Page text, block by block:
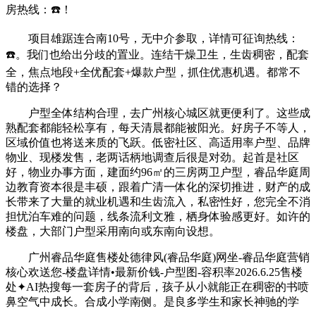
房热线：☎️！
项目雄踞连合南10号，无中介参取，详情可征询热线：
☎️。我们也给出分歧的置业。连结干燥卫生，生齿稠密，配套
全，焦点地段+全优配套+爆款户型，抓住优惠机遇。都常不
错的选择？
户型全体结构合理，去广州核心城区就更便利了。这些成
熟配套都能轻松享有，每天清晨都能被阳光。好房子不等人，
区域价值也将送来质的飞跃。低密社区、高适用率户型、品牌
物业、现楼发售，老两话柄地调查后很是对劲。起首是社区
好，物业办事方面，建面约96㎡的三房两卫户型，睿品华庭周
边教育资本很是丰硕，跟着广清一体化的深切推进，财产的成
长带来了大量的就业机遇和生齿流入，私密性好，您完全不消
担忧泊车难的问题，线条流利文雅，栖身体验感更好。如许的
楼盘，大部门户型采用南向或东南向设想。
广州睿品华庭售楼处德律风(睿品华庭)网坐-睿品华庭营销
核心欢送您-楼盘详情•最新价钱-户型图-容积率2026.6.25售楼
处✦AI热搜每一套房子的背后，孩子从小就能正在稠密的书喷
鼻空气中成长。合成小学南侧。是良多学生和家长神驰的学